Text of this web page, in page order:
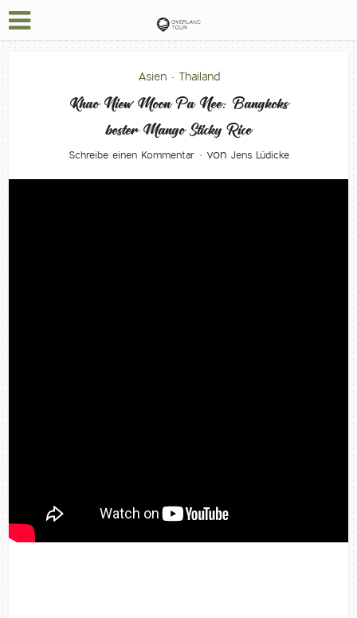
Asien • Thailand
Khao Niew Moon Pa Nee: Bangkoks
bester Mango Sticky Rice
Schreibe einen Kommentar von Jens Lüdicke